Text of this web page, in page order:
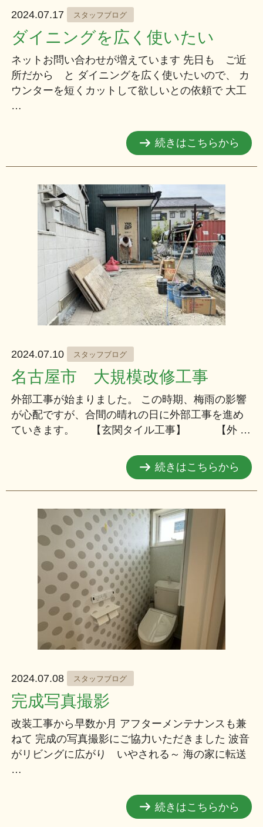
2024.07.17 スタッフブログ
ダイニングを広く使いたい
ネットお問い合わせが増えています 先日も ご近
所だから と ダイニングを広く使いたいので、 カ
ウンターを短くカットして欲しいとの依頼で 大工
…
続きはこちらから
2024.07.10 スタッフブログ
名古屋市 大規模改修工事
外部工事が始まりました。 この時期、梅雨の影響
が心配ですが、合間の晴れの日に外部工事を進め
ていきます。 【玄関タイル工事】 【外 …
続きはこちらから
2024.07.08 スタッフブログ
完成写真撮影
改装工事から早数か月 アフターメンテナンスも兼
ねて 完成の写真撮影にご協力いただきました 波音
がリビングに広がり いやされる～ 海の家に転送
…
続きはこちらから